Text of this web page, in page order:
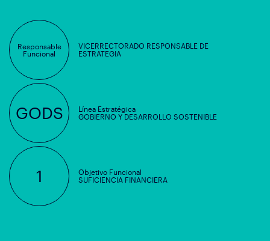
Responsable
Funcional
VICERRECTORADO RESPONSABLE DE
ESTRATEGIA
GODS
Línea Estratégica
GOBIERNO Y DESARROLLO SOSTENIBLE
1
Objetivo Funcional
SUFICIENCIA FINANCIERA